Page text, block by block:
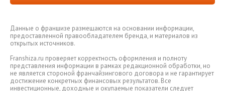
Данные о франшизе размещаются на основании информации,
предоставленной правообладателем бренда, и материалов из
открытых источников.
Franshiza.ru проверяет корректность оформления и полноту
представления информации в рамках редакционной обработки, но
не является стороной франчайзингового договора и не гарантирует
достижение конкретных финансовых результатов. Все
инвестиционные, доходные и окупаемые показатели следует